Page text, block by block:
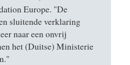
Europe. "De
sluitende verklaring
naar een onvrij
het (Duitse) Ministerie